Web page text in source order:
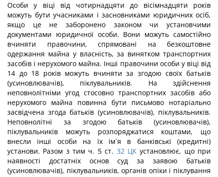
Особи у віці від чотирнадцяти до вісімнадцяти років
можуть бути учасниками і засновниками юридичних осіб,
якщо це не заборонено законом чи установчими
документами юридичної особи. Вони можуть самостійно
вчиняти правочини, спрямовані на безкоштовне
одержання майна у власність, за винятком транспортних
засобів і нерухомого майна. Інші правочини особи у віці від
14 до 18 років можуть вчиняти за згодою своїх батьків
(усиновлювачів), піклувальників. На здійснення
неповнолітніми угод стосовно транспортних засобів або
нерухомого майна повинна бути письмово нотаріально
засвідчена згода батьків (усиновлювачів), піклувальників.
Неповнолітні за згодою батьків (усиновлювачів),
піклувальників можуть розпоряджатися коштами, що
внесли інші особи на їх ім´я в банківські (кредитні)
установи. Разом з тим ч. 5 ст. 32 ЦКустановлює, що при
наявності достатніх основ суд за заявою батьків
(усиновлювачів), піклувальників, органів опіки і піклування